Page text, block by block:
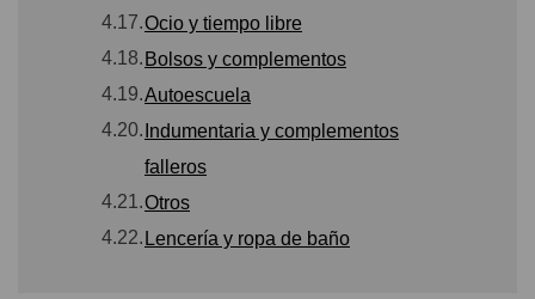
4.17.Ocio y tiempo libre
4.18. Bolsos y complementos
4.19.Autoescuela
4.20. Indumentaria y complementos
falleros
4.21.Otros
4.22. Lencería y ropa de baño